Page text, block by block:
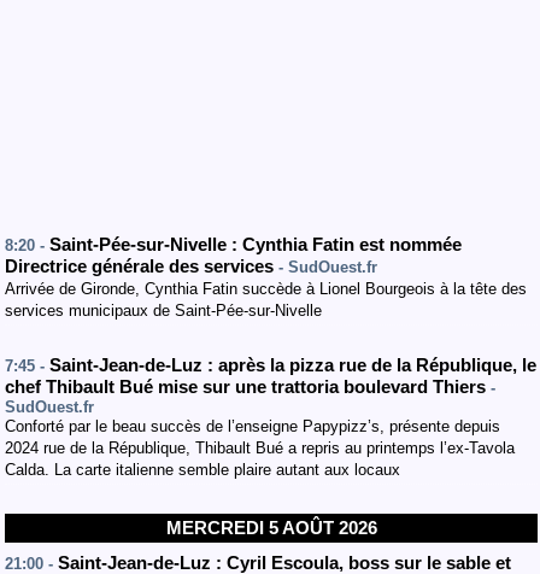
8:20 - Saint-Pée-sur-Nivelle : Cynthia Fatin est nommée
Directrice générale des services - SudOuest.fr
Arrivée de Gironde, Cynthia Fatin succède à Lionel Bourgeois à la tête des
services municipaux de Saint-Pée-sur-Nivelle
7:45 - Saint-Jean-de-Luz : après la pizza rue de la République, le
chef Thibault Bué mise sur une trattoria boulevard Thiers -
SudOuest.fr
Conforté par le beau succès de l’enseigne Papypizz’s, présente depuis
2024 rue de la République, Thibault Bué a repris au printemps l’ex-Tavola
Calda. La carte italienne semble plaire autant aux locaux
MERCREDI 5 AOÛT 2026
21:00 - Saint-Jean-de-Luz : Cyril Escoula, boss sur le sable et